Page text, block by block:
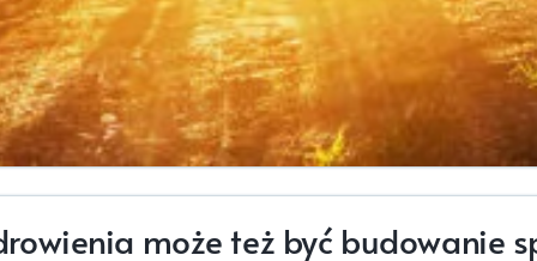
może też być budowanie